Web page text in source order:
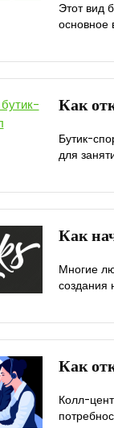
Этот вид
основное
Как
Бутик-
для
Как
Многие
создания
Как
Колл-